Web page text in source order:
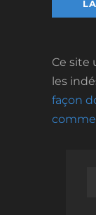
Ce site
les
façon